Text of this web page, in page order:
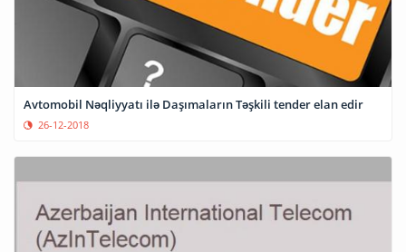
Avtomobil Nəqliyyatı ilə Daşımaların Təşkili tender elan edir
26-12-2018